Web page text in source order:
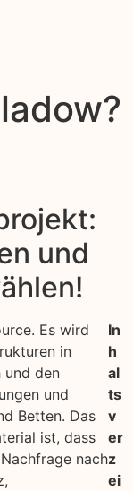
und
Es wird
in
und den
und
Betten. Das
ist, dass
nach
In
h
al
ts
v
er
z
ei